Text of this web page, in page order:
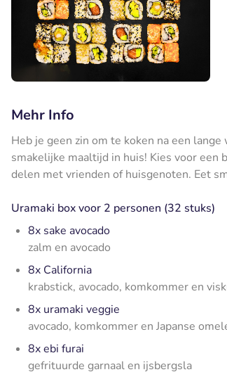
Mehr Info
Heb je geen zin om te koken na een
smakelijke maaltijd in huis! Kies voor een
delen met vrienden of huisgenoten. Eet
Uramaki box voor 2 personen (32 stuks)
8x sake avocado
zalm en avocado
8x California
krabstick, avocado, komkommer en
8x uramaki veggie
avocado, komkommer en Japanse
8x ebi furai
gefrituurde garnaal en ijsbergsla